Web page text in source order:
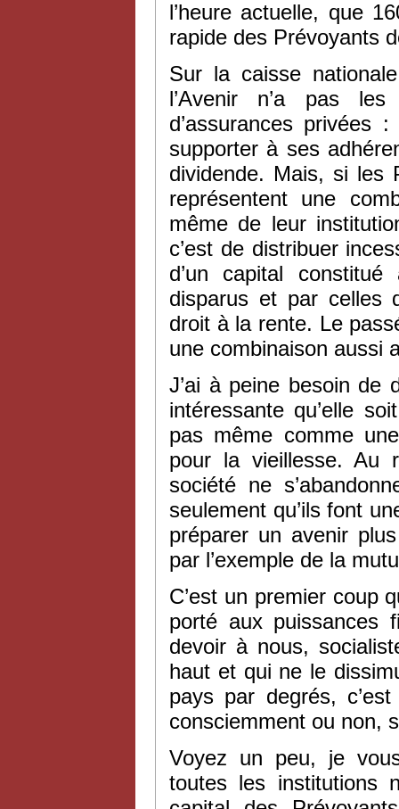
l’heure actuelle, que
rapide des Prévoyants
Sur la caisse
l’Avenir n’a pas
d’assurances privées
supporter à ses
dividende. Mais, si les
représentent une
même de leur
c’est de distribuer
d’un capital
disparus et par celles
droit à la rente. Le
une combinaison aussi
J’ai à peine besoin de
intéressante qu’elle
pas même comme
pour la vieillesse. Au
société ne
seulement qu’ils font
préparer un avenir
par l’exemple de la
C’est un premier coup
porté aux puissances
devoir à nous,
haut et qui ne le
pays par degrés,
consciemment ou non,
Voyez un peu, je
toutes les institutions